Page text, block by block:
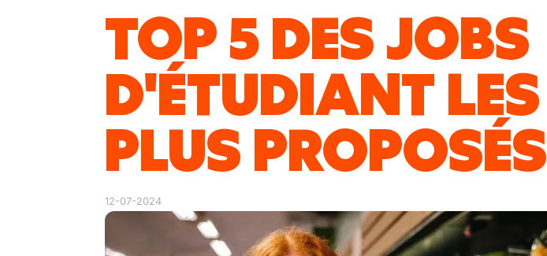
TOP 5 DES JOBS
D'ÉTUDIANT LES
PLUS PROPOSÉS
12-07-2024